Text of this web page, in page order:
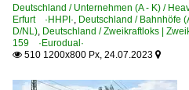
Deutschland / Unternehmen (A - K) /
Erfurt ·HHPI·, Deutschland / Bahnhöfe
D/NL), Deutschland / Zweikraftloks |
159 ·Eurodual·
 510 1200x800 Px, 24.07.2023 